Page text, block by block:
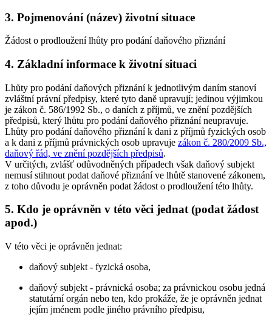
3. Pojmenování (název) životní situace
Žádost o prodloužení lhůty pro podání daňového přiznání
4. Základní informace k životní situaci
Lhůty pro podání daňových přiznání k jednotlivým daním stanoví
zvláštní právní předpisy, které tyto daně upravují; jedinou výjimkou
je zákon č. 586/1992 Sb., o daních z příjmů, ve znění pozdějších
předpisů, který lhůtu pro podání daňového přiznání neupravuje.
Lhůty pro podání daňového přiznání k dani z příjmů fyzických osob
a k dani z příjmů právnických osob upravuje zákon č. 280/2009 Sb.,
daňový řád, ve znění pozdějších předpisů.
V určitých, zvlášť odůvodněných případech však daňový subjekt
nemusí stihnout podat daňové přiznání ve lhůtě stanovené zákonem,
z toho důvodu je oprávněn podat žádost o prodloužení této lhůty.
5. Kdo je oprávněn v této věci jednat (podat žádost
apod.)
V této věci je oprávněn jednat:
daňový subjekt - fyzická osoba,
daňový subjekt - právnická osoba; za právnickou osobu jedná
statutární orgán nebo ten, kdo prokáže, že je oprávněn jednat
jejím jménem podle jiného právního předpisu,